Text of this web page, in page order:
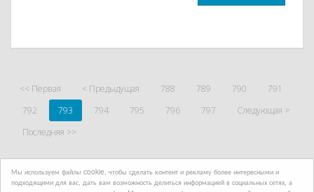
Мы используем файлы cookie, чтобы сделать контент и рекламу более интересными и
подходящими для вас, дать вам возможность делиться информацией в социальных сетях, а
<< Первая < Предыдущая 788 789 790
791
792
793 794 795 796 797
Следующая >
Последняя >>